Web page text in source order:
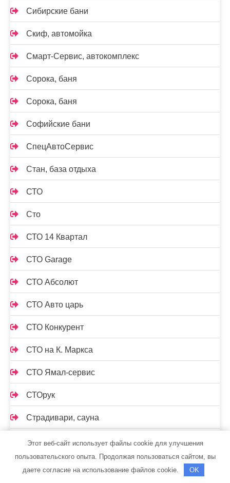
Сибирские бани
Скиф, автомойка
Смарт-Сервис, автокомплекс
Сорока, баня
Сорока, баня
Софийские бани
СпецАвтоСервис
Стан, база отдыха
СТО
Сто
СТО 14 Квартал
СТО Garage
СТО Абсолют
СТО Авто царь
СТО Конкурент
СТО на К. Маркса
СТО Ямал-сервис
СТОрук
Страдивари, сауна
Стрельнинские бани
Стс-автомобили, официальный дилер Mercedes-
Benz
Этот веб-сайт использует файлы cookie для улучшения
пользовательского опыта. Продолжая пользоваться сайтом, вы
даете согласие на использование файлов cookie.
OK